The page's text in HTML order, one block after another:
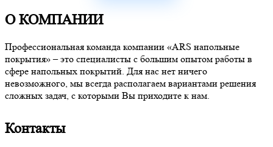
О КОМПАНИИ
Профессиональная команда компании «ARS напольные
покрытия» – это специалисты с большим опытом работы в
сфере напольных покрытий. Для нас нет ничего
невозможного, мы всегда располагаем вариантами решения
сложных задач, с которыми Вы приходите к нам.
Контакты